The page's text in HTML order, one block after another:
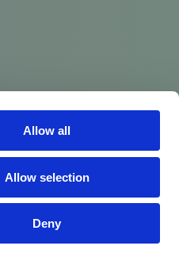
Allow all
Allow selection
Deny